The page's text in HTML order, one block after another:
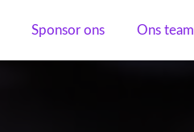
Sponsor ons Ons team